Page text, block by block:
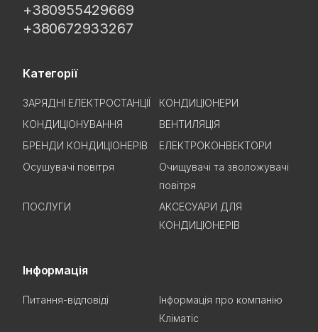
+380955429669
+380672933267
Категорії
ЗАРЯДНІ ЕЛЕКТРОСТАНЦІЇ
КОНДИЦІОНЕРИ
КОНДИЦІОНУВАННЯ
ВЕНТИЛЯЦІЯ
БРЕНДИ КОНДИЦІОНЕРІВ
ЕЛЕКТРОКОНВЕКТОРИ
Осушувачі повітря
Очищувачі та зволожувачі
повітря
ПОСЛУГИ
АКСЕСУАРИ ДЛЯ
КОНДИЦІОНЕРІВ
Інформація
Питання-відповіді
Інформація про компанію
Кліматіс